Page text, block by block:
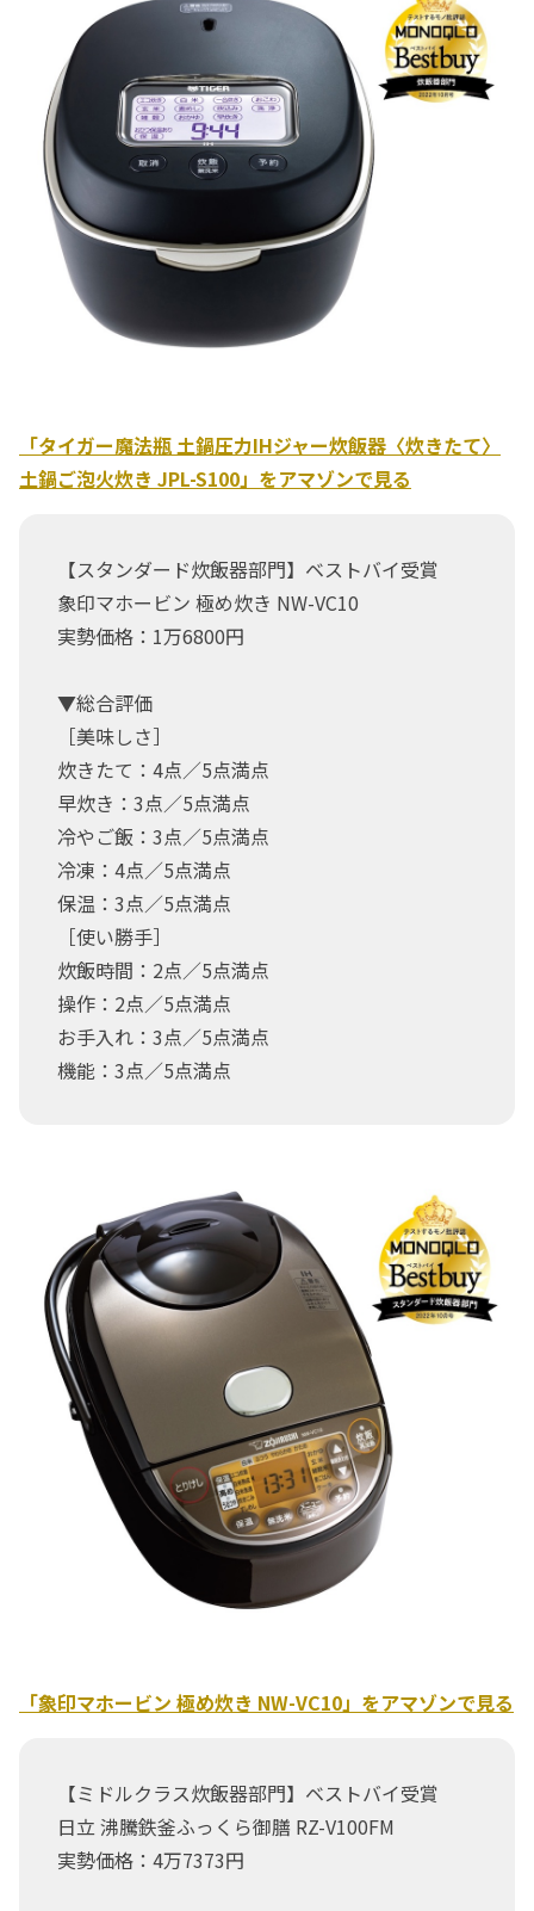
「タイガー魔法瓶 土鍋圧力IHジャー炊飯器〈炊きたて〉
土鍋ご泡火炊き JPL-S100」をアマゾンで見る
【スタンダード炊飯器部門】ベストバイ受賞
象印マホービン 極め炊き NW-VC10
実勢価格：1万6800円
▼総合評価
［美味しさ］
炊きたて：4点／5点満点
早炊き：3点／5点満点
冷やご飯：3点／5点満点
冷凍：4点／5点満点
保温：3点／5点満点
［使い勝手］
炊飯時間：2点／5点満点
操作：2点／5点満点
お手入れ：3点／5点満点
機能：3点／5点満点
「象印マホービン 極め炊き NW-VC10」をアマゾンで見る
【ミドルクラス炊飯器部門】ベストバイ受賞
日立 沸騰鉄釜ふっくら御膳 RZ-V100FM
実勢価格：4万7373円